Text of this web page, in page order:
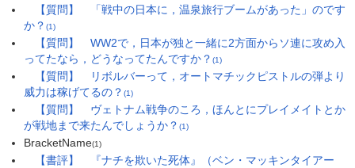
【質問】 「戦中の日本に，温泉旅行ブームがあった」のです
か？ (1)
【質問】 WW2で，日本が独と一緒に2方面からソ連に攻め入
ってたなら，どうなってたんですか？ (1)
【質問】 リボルバーって，オートマチックピストルの弾より
威力は稼げてるの？ (1)
【質問】 ヴェトナム戦争のころ，ほんとにプレイメイトとか
が戦地まで来たんでしょうか？ (1)
BracketName(1)
【書評】 『ナチを欺いた死体』（ベン・マッキンタイアー